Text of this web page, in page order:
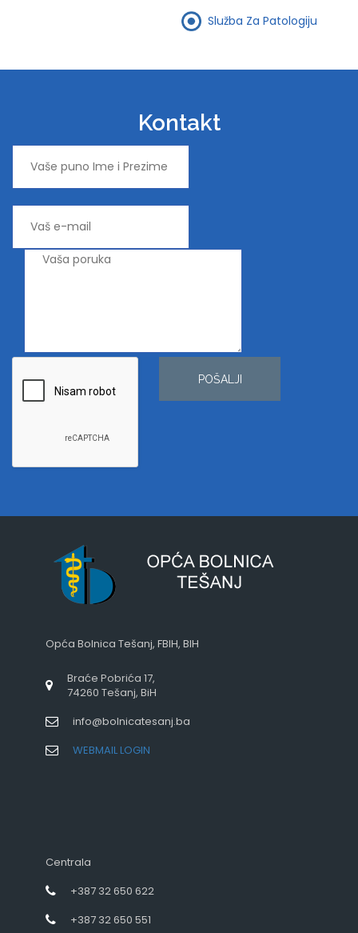
Služba Za Patologiju
Kontakt
POŠALJI
Opća Bolnica Tešanj, FBIH, BIH
Braće Pobrića 17,
74260 Tešanj, BiH
info@bolnicatesanj.ba
WEBMAIL LOGIN
Centrala
+387 32 650 622
+387 32 650 551